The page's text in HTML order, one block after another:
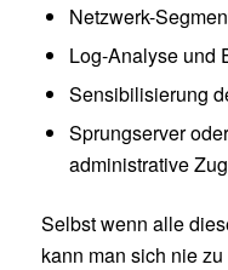
Netzwerk-
Log-Analyse und
Sensibilisierung
Sprungserver
administrative
Selbst wenn alle
kann man sich nie